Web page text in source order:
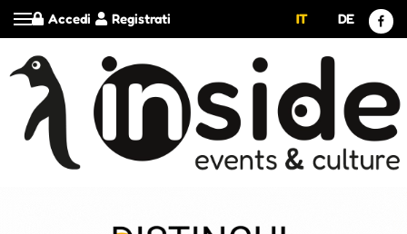
Registrati
Accedi IT DE